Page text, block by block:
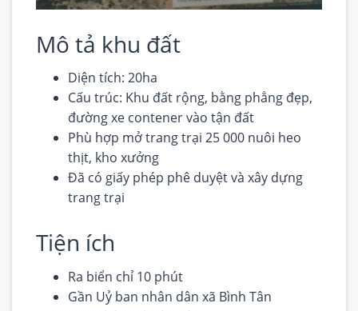
Mô tả khu đất
Diện tích: 20ha
Cấu trúc: Khu đất rộng, bằng phẳng đẹp,
đường xe contener vào tận đất
Phù hợp mở trang trại 25 000 nuôi heo
thịt, kho xưởng
Đã có giấy phép phê duyệt và xây dựng
trang trại
Tiện ích
Ra biển chỉ 10 phút
Gần Uỷ ban nhân dân xã Bình Tân